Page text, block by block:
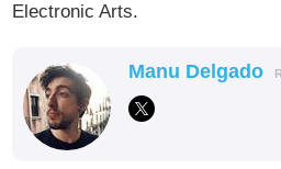
Electronic Arts.
Manu Delgado